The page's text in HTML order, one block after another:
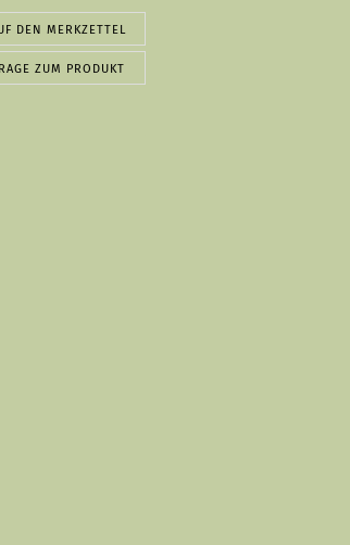
DEN MERKZETTEL
ZUM PRODUKT